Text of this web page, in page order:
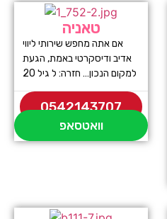
טאניה
אם אתה מחפש שירותי ליווי
אדיב ודיסקרטי באמת, הגעת
למקום הנכון… חזרה: ל גיל 20
0542143707
וואטסאפ